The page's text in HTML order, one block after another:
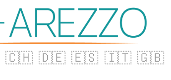
🇨🇭 🇩🇪 🇪🇸 🇮🇹 🇬🇧